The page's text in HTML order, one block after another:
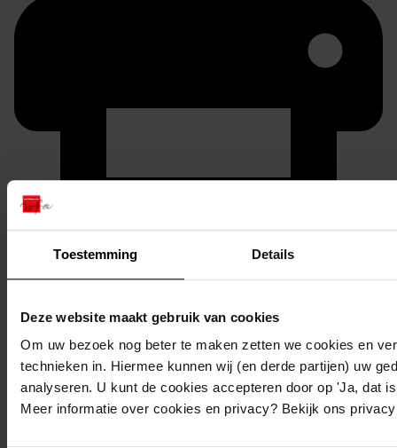
Toestemming Details
Deze website maakt gebruik van cookies
Om uw bezoek nog beter te maken zetten we cookies en
technieken in. Hiermee kunnen wij (en derde partijen) uw
analyseren. U kunt de cookies accepteren door op 'Ja, dat
Meer informatie over cookies en privacy? Bekijk ons
Printen
duurzaam webadres
Inventaris
Inv.nr. 801-900